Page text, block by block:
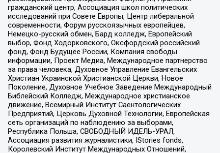
гражданский центр, Ассоциация школ политических
исследований при Совете Европы, Центр либеральной
современности, Форум русскоязычных европейцев,
Немецко-русский обмен, Бард колледж, Европейский
выбор, Фонд Ходорковского, Оксфордский российский
фонд, Фонд Будущее России, Компания свободы
информации, Проект Медиа, Международное партнерство
за права человека, Духовное Управление Евангельских
Христиан Украинской Христианской Церкви, Новое
Поколение, Духовное Учебное Заведение Международный
Библейский Колледж, Международное христианское
движение, Всемирный Институт Саентологических
Предприятий, Церковь Духовной Технологии, Европейская
сеть организаций по наблюдению за выборами,
Республика Польша, СВОБОДНЫЙ ИДЕЛЬ-УРАЛ,
Ассоциация развития журналистики, IStories fonds,
Королевский Институт Международных Отношений,